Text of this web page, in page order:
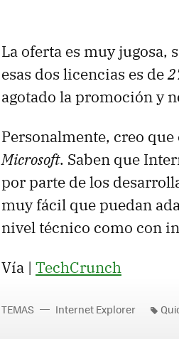
La oferta es muy jugosa,
esas dos licencias es de
agotado la promoción y
Personalmente, creo
Microsoft. Saben que
por parte de los
muy fácil que puedan
nivel técnico como con
Vía | TechCrunch
TEMAS Internet Explorer